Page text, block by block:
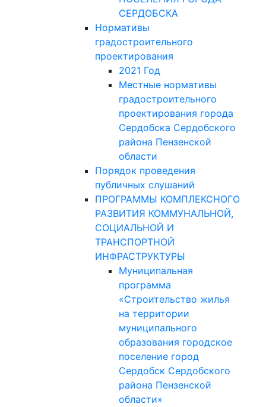
СЕРДОБСКА
Нормативы
градостроительного
проектирования
2021 Год
Местные нормативы
градостроительного
проектирования города
Сердобска Сердобского
района Пензенской
области
Порядок проведения
публичных слушаний
ПРОГРАММЫ КОМПЛЕКСНОГО
РАЗВИТИЯ КОММУНАЛЬНОЙ,
СОЦИАЛЬНОЙ И
ТРАНСПОРТНОЙ
ИНФРАСТРУКТУРЫ
Муниципальная
программа
«Строительство жилья
на территории
муниципального
образования городское
поселение город
Сердобск Сердобского
района Пензенской
области»